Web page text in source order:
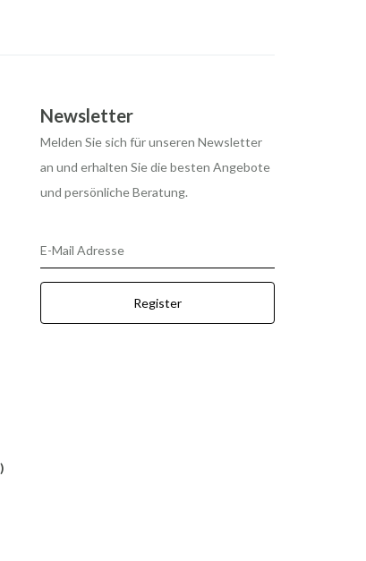
Newsletter
Melden Sie sich für unseren Newsletter
an und erhalten Sie die besten Angebote
und persönliche Beratung.
E-Mail Adresse
Register